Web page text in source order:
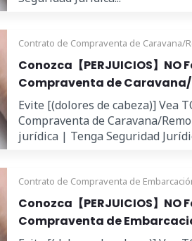
Contrato de Compraventa de Caravana/
Conozca【PERJUICIOS】
Compraventa de Caravana/
Evite [(dolores de cabeza)] Vea
Compraventa de Caravana/
jurídica | Tenga Seguridad
Contrato de Compraventa de
Conozca【PERJUICIOS】
Compraventa de